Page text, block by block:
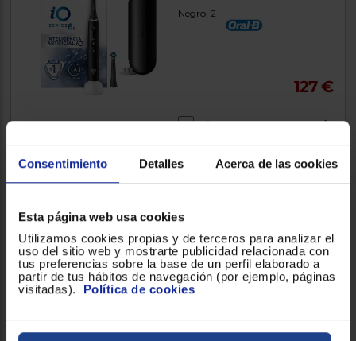
Consentimiento Detalles Acerca de las cookies
Esta página web usa cookies
Utilizamos cookies propias y de terceros para analizar el
uso del sitio web y mostrarte publicidad relacionada con
tus preferencias sobre la base de un perfil elaborado a
partir de tus hábitos de navegación (por ejemplo, páginas
visitadas). Política de cookies
Negro, 2
127 €
Comparar
Series 1
Negro/Blanco, 2